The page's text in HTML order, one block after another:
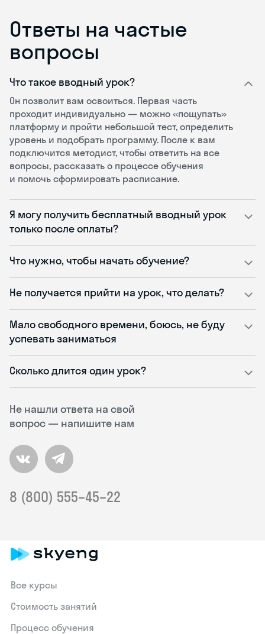
Ответы на частые
вопросы
Не нашли ответа на свой
вопрос — напишите нам
8 (800) 555–45–22
Что такое вводный урок?
Он позволит вам освоиться. Первая часть
проходит индивидуально — можно «пощупать»
платформу и пройти небольшой тест, определить
уровень и подобрать программу. После к вам
подключится методист, чтобы ответить на все
вопросы, рассказать о процессе обучения
и помочь сформировать расписание.
Я могу получить бесплатный вводный урок
только после оплаты?
Что нужно, чтобы начать обучение?
Не получается прийти на урок, что делать?
Мало свободного времени, боюсь, не буду
успевать заниматься
Сколько длится один урок?
Все курсы
Стоимость занятий
Процесс обучения